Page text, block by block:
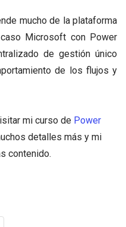
mucho de la plataforma
Microsoft con Power
de gestión único
de los flujos y
mi curso de Power
detalles más y mi
contenido.